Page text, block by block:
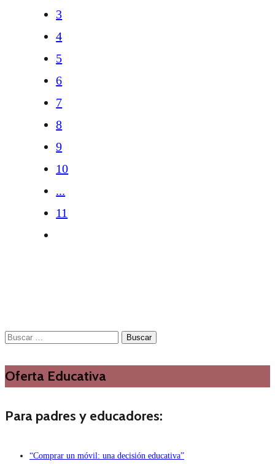
3
4
5
6
7
8
9
10
...
11
Buscar:
Oferta Educativa
Para padres y educadores:
“Comprar un móvil: una decisión educativa”